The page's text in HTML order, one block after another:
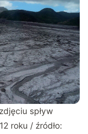
spływ
roku / źródło: